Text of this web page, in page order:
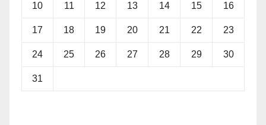
10 11 12 13 14 15 16
17 18 19 20 21 22 23
24 25 26 27 28 29 30
31